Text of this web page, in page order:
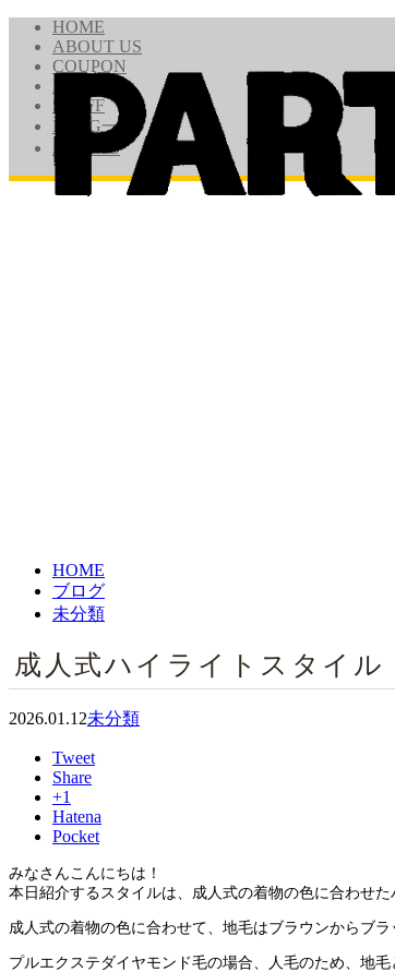
HOME
ABOUT US
COUPON
PRICE
STAFF
BLOG一覧
ACCESS
HOME
ブログ
未分類
成人式ハイライトスタイル
2026.01.12未分類
Tweet
Share
+1
Hatena
Pocket
みなさんこんにちは！
本日紹介するスタイルは、成人式の着物の色に合わせた
成人式の着物の色に合わせて、地毛はブラウンからブ
プルエクステダイヤモンド毛の場合、人毛のため、地